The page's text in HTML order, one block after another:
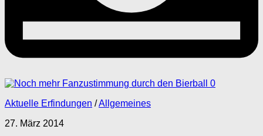
0
Aktuelle Erfindungen /Allgemeines
27. März 2014